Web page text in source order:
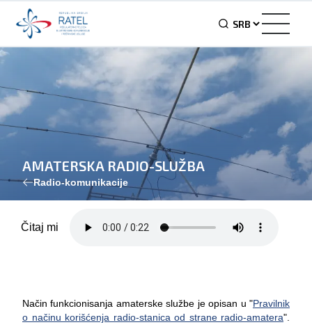
AMATERSKA RADIO-SLUŽBA
Radio-komunikacije
Čitaj mi
Način funkcionisanja amaterske službe je opisan u "Pravilnik
o načinu korišćenja radio-stanica od strane radio-amatera".